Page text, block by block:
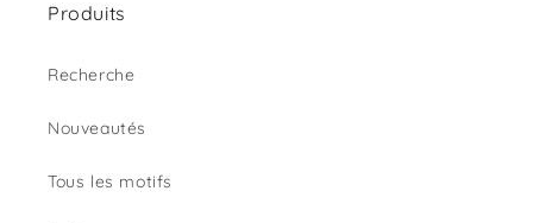
Produits
Recherche
Nouveautés
Tous les motifs